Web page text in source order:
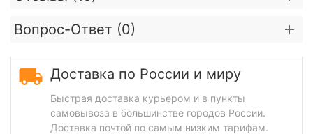
Вопрос-Ответ (0)
Доставка по России и миру
Быстрая доставка курьером и в пункты
самовывоза в большинстве городов России.
Доставка почтой по самым низким тарифам.